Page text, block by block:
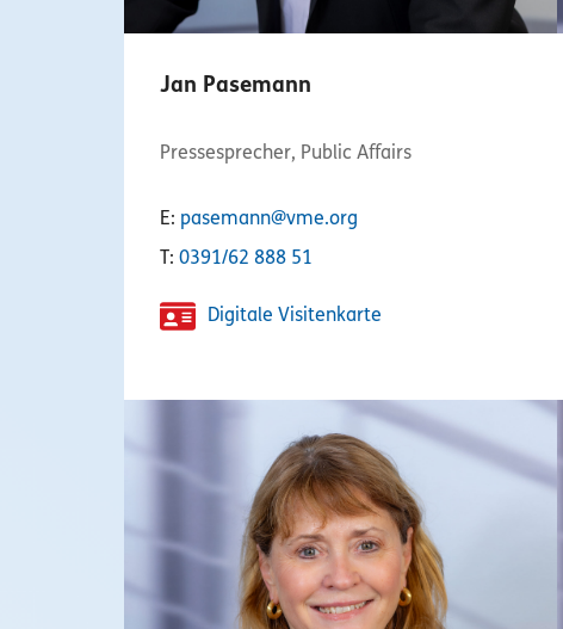
Jan Pasemann
Pressesprecher, Public Affairs
E: pasemann@vme.org
T: 0391/62 888 51
Digitale Visitenkarte